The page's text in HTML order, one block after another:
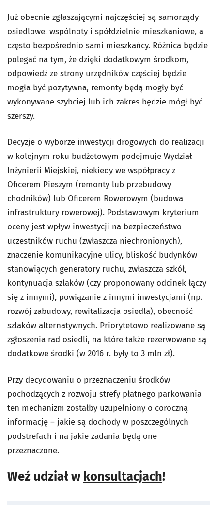
Już obecnie zgłaszającymi najczęściej są samorządy
osiedlowe, wspólnoty i spółdzielnie mieszkaniowe, a
często bezpośrednio sami mieszkańcy. Różnica będzie
polegać na tym, że dzięki dodatkowym środkom,
odpowiedź ze strony urzędników częściej będzie
mogła być pozytywna, remonty będą mogły być
wykonywane szybciej lub ich zakres będzie mógł być
szerszy.
Decyzje o wyborze inwestycji drogowych do realizacji
w kolejnym roku budżetowym podejmuje Wydział
Inżynierii Miejskiej, niekiedy we współpracy z
Oficerem Pieszym (remonty lub przebudowy
chodników) lub Oficerem Rowerowym (budowa
infrastruktury rowerowej). Podstawowym kryterium
oceny jest wpływ inwestycji na bezpieczeństwo
uczestników ruchu (zwłaszcza niechronionych),
znaczenie komunikacyjne ulicy, bliskość budynków
stanowiących generatory ruchu, zwłaszcza szkół,
kontynuacja szlaków (czy proponowany odcinek łączy
się z innymi), powiązanie z innymi inwestycjami (np.
rozwój zabudowy, rewitalizacja osiedla), obecność
szlaków alternatywnych. Priorytetowo realizowane są
zgłoszenia rad osiedli, na które także rezerwowane są
dodatkowe środki (w 2016 r. były to 3 mln zł).
Przy decydowaniu o przeznaczeniu środków
pochodzących z rozwoju strefy płatnego parkowania
ten mechanizm zostałby uzupełniony o coroczną
informację – jakie są dochody w poszczególnych
podstrefach i na jakie zadania będą one
przeznaczone.
Weź udział w konsultacjach!